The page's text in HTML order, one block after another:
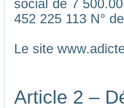
social de 7
452 225 113 N°
Le site
Article 2 –